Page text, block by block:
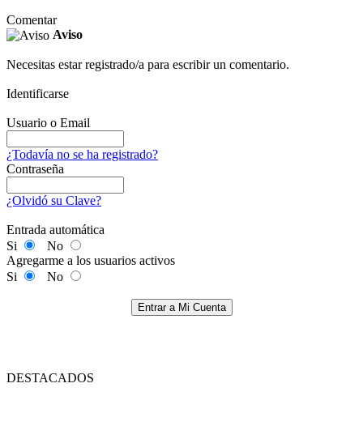
Comentar
Aviso
Necesitas estar registrado/a para escribir un comentario.
Identificarse
Usuario o Email
¿Todavía no se ha registrado?
Contraseña
¿Olvidó su Clave?
Entrada automática
Si
No
Agregarme a los usuarios activos
Si
No
Entrar a Mi Cuenta
DESTACADOS